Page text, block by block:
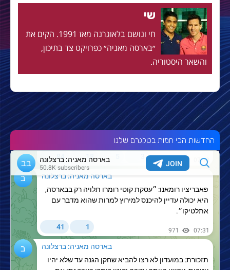
שי
חי ונושם בלאוגרנה מאז 1991. הקים את
״בארסה מאניה״ כפרויקט צד בתיכון,
והשאר היסטוריה.
החדשות הכי חמות בטלגרם שלנו